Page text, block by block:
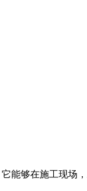
能够在施工现场